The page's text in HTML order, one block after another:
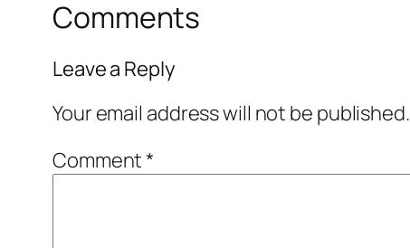
Comments
Leave a Reply
Your email address will not be published.
Comment*